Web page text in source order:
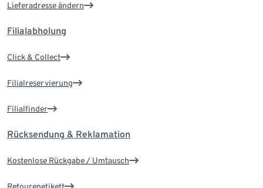
Lieferadresse ändern
Filialabholung
Click & Collect
Filialreservierung
Filialfinder
Rücksendung & Reklamation
Kostenlose Rückgabe / Umtausch